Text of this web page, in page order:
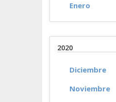
Enero
2020
Diciembre
Noviembre